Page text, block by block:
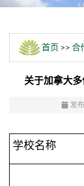
首页 >> 合
关于加拿大
发布
学校名称